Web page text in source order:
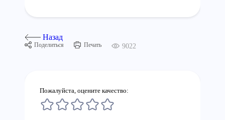
Назад
Поделиться Печать 9022
Пожалуйста, оцените качество: